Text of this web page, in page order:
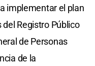
implementar el plan
Registro Público
de Personas
de la